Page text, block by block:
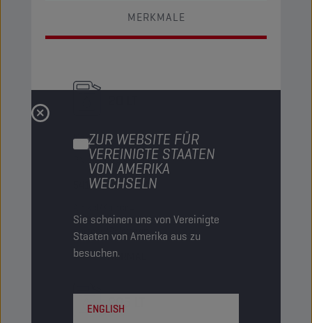
ZUR WEBSITE FÜR
VEREINIGTE STAATEN
VON AMERIKA
WECHSELN
Sie scheinen uns von Vereinigte
Staaten von Amerika aus zu
besuchen.
ENGLISH
MERKMALE
Kanister
PN-Code8237911
5413048237911
Kartons/Palette 45
Status NORMAL
205 LT